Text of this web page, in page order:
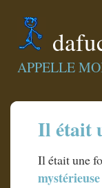
APPELLE
Il était
Il était une
mystérieuse